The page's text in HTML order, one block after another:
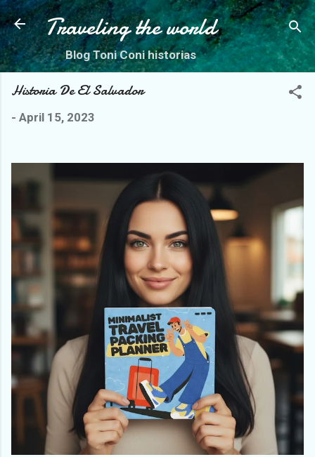
Skip to main content
Traveling the world
Blog Toni Coni historias
Historia De El Salvador
- April 15, 2023